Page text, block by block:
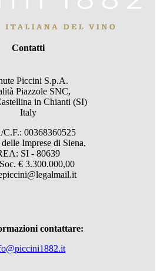
Contatti
Piccini S.p.A.
Piazzole SNC,
in Chianti (SI)
Italy
C.F.: 00368360525
Imprese di Siena,
SI - 80639
€ 3.300.000,00
contattare: